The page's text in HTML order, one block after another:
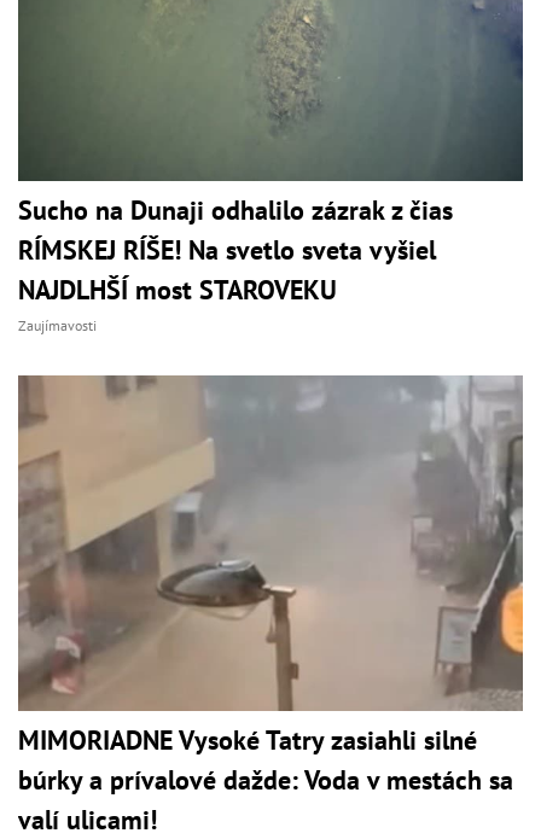
Sucho na Dunaji odhalilo zázrak z čias
RÍMSKEJ RÍŠE! Na svetlo sveta vyšiel
NAJDLHŠÍ most STAROVEKU
Zaujímavosti
MIMORIADNE Vysoké Tatry zasiahli silné
búrky a prívalové dažde: Voda v mestách sa
valí ulicami!